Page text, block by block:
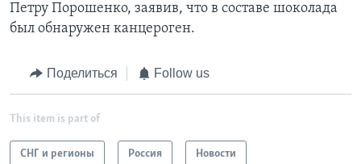
Петру Порошенко, заявив, что в составе шоколада
был обнаружен канцероген.
Поделиться Follow us
This item is part of
СНГ и регионы Россия Новости